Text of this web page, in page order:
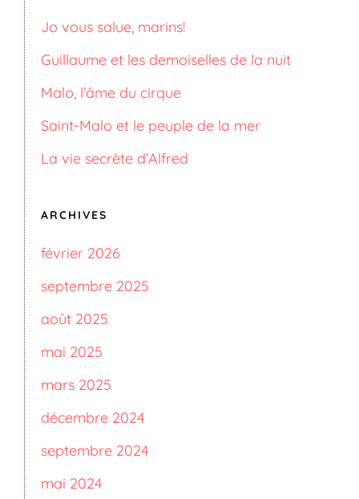
Jo vous salue, marins!
Guillaume et les demoiselles de la nuit
Malo, l’âme du cirque
Saint-Malo et le peuple de la mer
La vie secrète d’Alfred
ARCHIVES
février 2026
septembre 2025
août 2025
mai 2025
mars 2025
décembre 2024
septembre 2024
mai 2024